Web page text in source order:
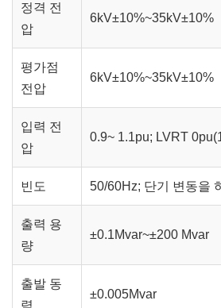
정격 전
압
6kV±10%~35kV±10%
평가점
전압
6kV±10%~35kV±10%
입력 전
압
0.9~ 1.1pu; LVRT
빈도 50/60Hz; 단기 변동을
출력 용
량
±0.1Mvar~±200 Mvar
출발 동
±0.005Mvar